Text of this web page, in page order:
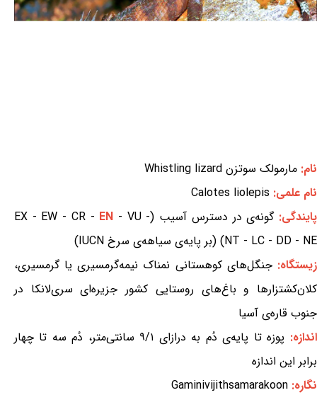
نام: مارمولک سوتزن Whistling lizard
نام علمی: Calotes liolepis
پایندگی:گونه‌ی در دسترس آسیب (EX - EW - CR - EN - VU -
NT - LC - DD - NE) (بر پایه‌ی سیاهه‌ی سرخ IUCN)
زیستگاه:جنگل‌های کوهستانی نمناک نیمه‌گرمسیری یا گرمسیری،
کلان‌کشتزارها و باغ‌های روستایی کشور جزیره‌ای سری‌لانکا در
جنوب قاره‌ی آسیا
اندازه:
پوزه تا پایه‌ی دُم به درازای ۹/۱ سانتی‌متر، دُم سه تا چهار
برابر این اندازه
نگاره: Gaminivijithsamarakoon